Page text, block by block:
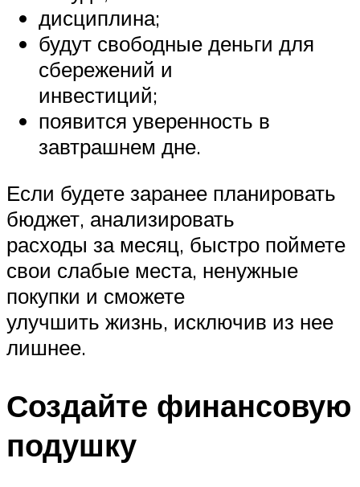
дисциплина;
будут свободные деньги для
сбережений и
инвестиций;
появится уверенность в
завтрашнем дне.
Если будете заранее планировать
бюджет, анализировать
расходы за месяц, быстро поймете
свои слабые места, ненужные
покупки и сможете
улучшить жизнь, исключив из нее
лишнее.
Создайте финансовую
подушку